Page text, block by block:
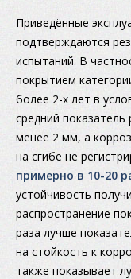
Приведённые
подтверждаются
испытаний. В
покрытием
более 2-х лет в
средний показатель
менее 2 мм, а
на сгибе не
примерно в 10-20
устойчивость
распространение
раза лучше
на стойкость к
также показывает